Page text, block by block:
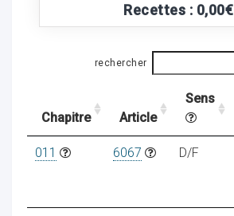
Recettes : 0,00€
rechercher
Chapitre Article
Sens
011 6067 D/F